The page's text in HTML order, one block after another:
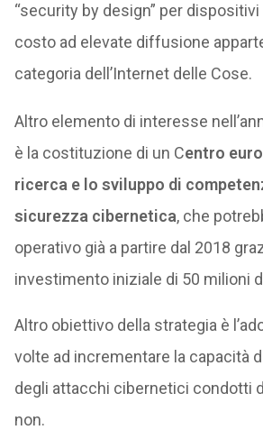
“security by design” per
costo ad elevate diffusione
categoria dell’Internet delle Cose.
Altro elemento di interesse
è la costituzione di un Centro
ricerca e lo sviluppo di
sicurezza cibernetica, che
operativo già a partire dal 2018
investimento iniziale di 50 milioni
Altro obiettivo della strategia è
volte ad incrementare la capacità
degli attacchi cibernetici condotti
non.